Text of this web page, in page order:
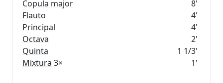
Copula major
8'
Flauto
4'
Principal
4'
Octava
2'
Quinta
1 1/3'
Mixtura 3× 1'